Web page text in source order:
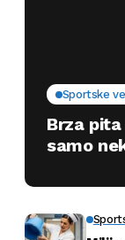
Sportske
Brza
samo